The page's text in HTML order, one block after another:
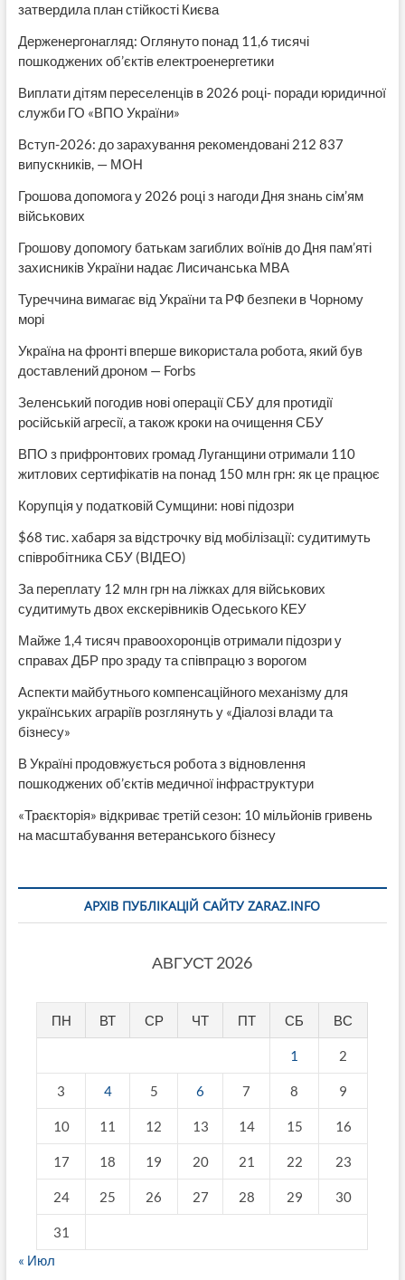
затвердила план стійкості Києва
Держенергонагляд: Оглянуто понад 11,6 тисячі
пошкоджених об’єктів електроенергетики
Виплати дітям переселенців в 2026 році- поради юридичної
служби ГО «ВПО України»
Вступ-2026: до зарахування рекомендовані 212 837
випускників, — МОН
Грошова допомога у 2026 році з нагоди Дня знань сім’ям
військових
Грошову допомогу батькам загиблих воїнів до Дня пам’яті
захисників України надає Лисичанська МВА
Туреччина вимагає від України та РФ безпеки в Чорному
морі
Україна на фронті вперше використала робота, який був
доставлений дроном — Forbs
Зеленський погодив нові операції СБУ для протидії
російській агресії, а також кроки на очищення СБУ
ВПО з прифронтових громад Луганщини отримали 110
житлових сертифікатів на понад 150 млн грн: як це працює
Корупція у податковій Сумщини: нові підозри
$68 тис. хабаря за відстрочку від мобілізації: судитимуть
співробітника СБУ (ВІДЕО)
За переплату 12 млн грн на ліжках для військових
судитимуть двох екскерівників Одеського КЕУ
Майже 1,4 тисяч правоохоронців отримали підозри у
справах ДБР про зраду та співпрацю з ворогом
Аспекти майбутнього компенсаційного механізму для
українських аграріїв розглянуть у «Діалозі влади та
бізнесу»
В Україні продовжується робота з відновлення
пошкоджених об’єктів медичної інфраструктури
«Траєкторія» відкриває третій сезон: 10 мільйонів гривень
на масштабування ветеранського бізнесу
АРХІВ ПУБЛІКАЦІЙ САЙТУ ZARAZ.INFO
АВГУСТ 2026
ПН ВТ СР ЧТ ПТ СБ ВС
1 2
3 4 5 6 7 8 9
10 11 12 13 14 15 16
17 18 19 20 21 22 23
24 25 26 27 28 29 30
31
« Июл